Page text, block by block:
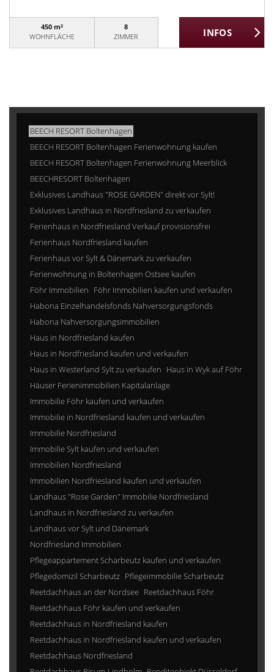
450 m²
WOHNFLÄCHE
8
ZIMMER
BEECH RESORT Boltenhagen
BEECH RESORT Boltenhagen Ferienwohnung kaufen
BEECH RESORT Boltenhagen Ferienwohnung Meerblick
BEECHRESORT Boltenhagen
Exklusives Landhaus "ROSE GARDEN" direkt vor Sylt!
Exklusives Landhaus in Nordfriesland zu verkaufen
Ferienhaus in Nordfriesland Verkauf provisionsfrei
Ferienhaus Nordfriesland kaufen
Ferienhaus vor Sylt & Dänemark zu verkaufen
Ferienwohnung in Boltenhagen Ostsee kaufen
Föhr Immobilien Föhr Immobilien kaufen und verkaufen
Habona Einzelhandelsfonds Nahversorgungsfonds
Habona Nahversorgungsimmobilien
Haus in Nordfriesland kaufen
Haus in Nordfriesland kaufen und verkaufen
Haus in Westerland Sylt zu verkaufen Haus in Wyk auf Föhr
Häuser Ferienimmobilien Kapitalanlage
Immobilie Föhr kaufen und verkaufen
Immobilie in Nordfriesland kaufen und verkaufen
Immobilie Nordfriesland
Immobilie Sylt kaufen und verkaufen
Immobilien Nordfriesland
Immobilien Nordfriesland kaufen und verkaufen
Landhaus "Rose Garden" Immobilie Nordfriesland
Landhaus in Nordfriesland zu verkaufen
Landhaus vor Sylt und Dänemark
Nordfriesland Immobilien
Pflegeappartement Scharbeutz kaufen und verkaufen
Pflegedomizil Scharbeutz Pflegeimmobilie Scharbeutz
Reetdachhaus an der Nordsee Reetdachhaus Föhr
Reetdachhaus Föhr kaufen und verkaufen
Reetdachhaus in Nordfriesland kaufen
Reetdachhaus in Nordfriesland kaufen und verkaufen
Reetdachhaus Nordfriesland